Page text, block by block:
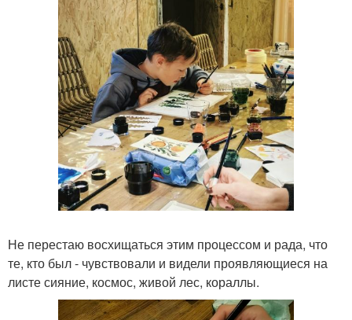
Не перестаю восхищаться этим процессом и рада, что
те, кто был - чувствовали и видели проявляющиеся на
листе сияние, космос, живой лес, кораллы.